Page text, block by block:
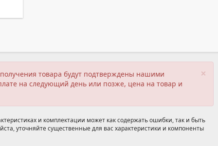
×
товара будут подтверждены нашими
на следующий день или позже, цена на товар и
и комплектации может как содержать ошибки, так и быть
уточняйте существенные для вас характеристики и компоненты